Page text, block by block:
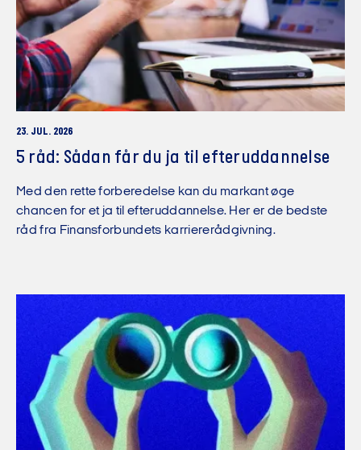
23. JUL. 2026
5 råd: Sådan får du ja til efteruddannelse
Med den rette forberedelse kan du markant øge
chancen for et ja til efteruddannelse. Her er de bedste
råd fra Finansforbundets karriererådgivning.